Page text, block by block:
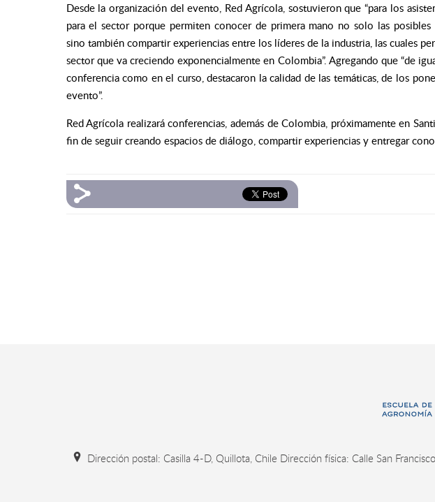
Desde la organización del evento, Red Agrícola, sostuvieron que “para los
para el sector porque permiten conocer de primera mano no solo las posibles
sino también compartir experiencias entre los líderes de la industria, las cuales
sector que va creciendo exponencialmente en Colombia”. Agregando que “de
conferencia como en el curso, destacaron la calidad de las temáticas, de los
evento”.
Red Agrícola realizará conferencias, además de Colombia, próximamente en
fin de seguir creando espacios de diálogo, compartir experiencias y entregar
Dirección postal: Casilla 4-D, Quillota, Chile Dirección física: Calle San